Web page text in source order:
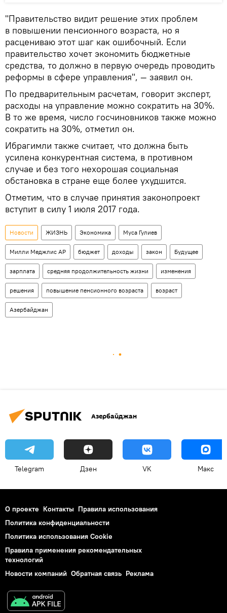
"Правительство видит решение этих проблем
в повышении пенсионного возраста, но я
расцениваю этот шаг как ошибочный. Если
правительство хочет экономить бюджетные
средства, то должно в первую очередь проводить
реформы в сфере управления", — заявил он.
По предварительным расчетам, говорит эксперт,
расходы на управление можно сократить на 30%.
В то же время, число госчиновников также можно
сократить на 30%, отметил он.
Ибрагимли также считает, что должна быть
усилена конкурентная система, в противном
случае и без того нехорошая социальная
обстановка в стране еще более ухудшится.
Отметим, что в случае принятия законопроект
вступит в силу 1 июля 2017 года.
Новости ЖИЗНЬ Экономика Муса Гулиев
Милли Меджлис АР бюджет доходы закон Будущее
зарплата средняя продолжительность жизни изменения
решения повышение пенсионного возраста возраст
Азербайджан
Азербайджан
Telegram Дзен VK Макс
О проекте Контакты Правила использования
Политика конфиденциальности
Политика использования Cookie
Правила применения рекомендательных
технологий
Новости компаний Обратная связь Реклама